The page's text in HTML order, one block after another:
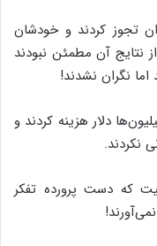
تجوز کردند و خودشان
نتایج آن مطمئن نبودند
نگران نشدند!
دلار هزینه کردند و
نکردند.
که دست پرورده تفکر